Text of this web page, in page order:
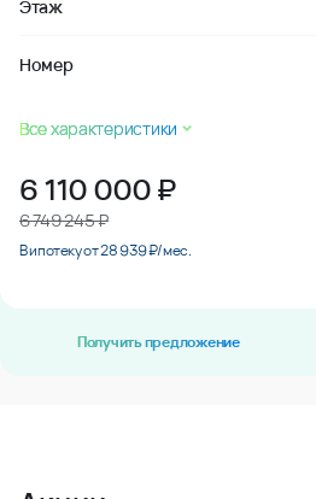
Этаж
Номер
Все характеристики
6 110 000₽
6 749 245 ₽
В ипотеку от 28 939 ₽/мес.
Получить предложение